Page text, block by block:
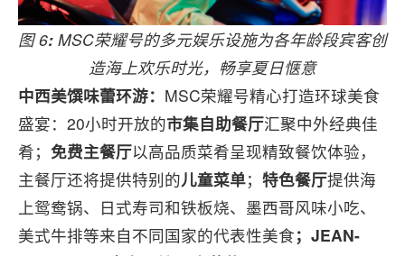
图 6: MSC荣耀号的多元娱乐设施为各年龄段宾客创
造海上欢乐时光，畅享夏日惬意
中西美馔味蕾环游： MSC荣耀号精心打造环球美食
盛宴：20小时开放的市集自助餐厅汇聚中外经典佳
肴； 免费主餐厅以高品质菜肴呈现精致餐饮体验，
主餐厅还将提供特别的儿童菜单； 特色餐厅提供海
上鸳鸯锅、日式寿司和铁板烧、墨西哥风味小吃、
美式牛排等来自不同国家的代表性美食；JEAN-